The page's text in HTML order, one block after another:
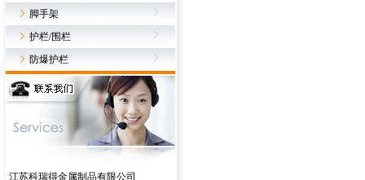
脚手架
护栏/围栏
防爆护栏
江苏科瑞得金属制品有限公司